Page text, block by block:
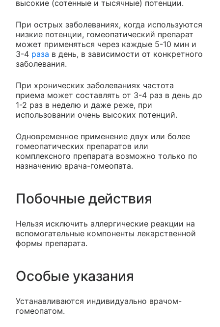
высокие (сотенные и тысячные) потенции.
При острых заболеваниях, когда используются
низкие потенции, гомеопатический препарат
может применяться через каждые 5-10 мин и
3-4 раза в день, в зависимости от конкретного
заболевания.
При хронических заболеваниях частота
приема может составлять от 3-4 раз в день до
1-2 раз в неделю и даже реже, при
использовании очень высоких потенций.
Одновременное применение двух или более
гомеопатических препаратов или
комплексного препарата возможно только по
назначению врача-гомеопата.
Побочные действия
Нельзя исключить аллергические реакции на
вспомогательные компоненты лекарственной
формы препарата.
Особые указания
Устанавливаются индивидуально врачом-
гомеопатом.